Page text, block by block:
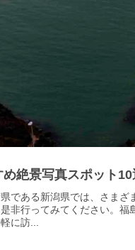
め絶景写真スポット10
である新潟県では、さま
非行ってみてください。
に訪...